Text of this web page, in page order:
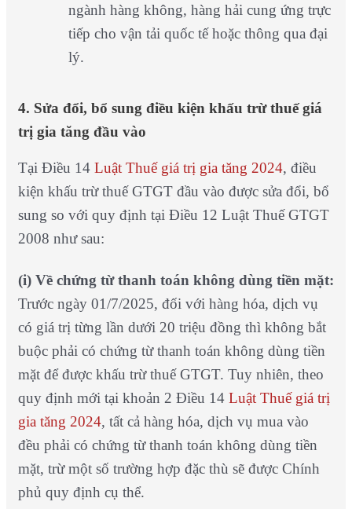
ngành hàng không, hàng hải cung ứng trực
tiếp cho vận tải quốc tế hoặc thông qua đại
lý.
4. Sửa đổi, bổ sung điều kiện khấu trừ thuế giá
trị gia tăng đầu vào
Tại Điều 14 Luật Thuế giá trị gia tăng 2024, điều
kiện khấu trừ thuế GTGT đầu vào được sửa đổi, bổ
sung so với quy định tại Điều 12 Luật Thuế GTGT
2008 như sau:
(i) Về chứng từ thanh toán không dùng tiền mặt:
Trước ngày 01/7/2025, đối với hàng hóa, dịch vụ
có giá trị từng lần dưới 20 triệu đồng thì không bắt
buộc phải có chứng từ thanh toán không dùng tiền
mặt để được khấu trừ thuế GTGT. Tuy nhiên, theo
quy định mới tại khoản 2 Điều 14 Luật Thuế giá trị
gia tăng 2024, tất cả hàng hóa, dịch vụ mua vào
đều phải có chứng từ thanh toán không dùng tiền
mặt, trừ một số trường hợp đặc thù sẽ được Chính
phủ quy định cụ thể.